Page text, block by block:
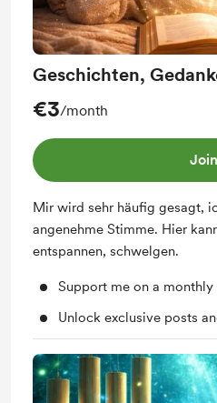
Geschichten,
€3/month
Join
Mir wird sehr häufig gesagt,
angenehme Stimme. Hier
entspannen, schwelgen.
Support me on a monthly
Unlock exclusive posts